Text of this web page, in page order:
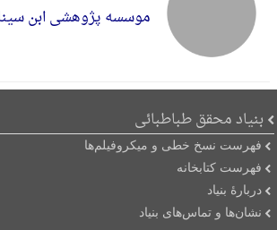
موسسه پژوهشی ابن
بنیاد محقق طباطبائی
فهرست نسخ خطی و میکروفیلم‌ها
فهرست کتابخانه
دربارۀ بنیاد
نشان‌ها و تماس‌های بنیاد